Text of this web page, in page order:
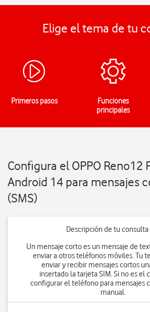
Elige el tema de tu
Primeros pasos
Funciones
principales
Configura el OPPO Reno12
Android 14 para mensajes
(SMS)
Descripción de tu consulta
Un mensaje corto es un mensaje de
enviar a otros teléfonos móviles. Tu
enviar y recibir mensajes cortos
insertado la tarjeta SIM. Si no es el
configurar el teléfono para mensajes
manual.